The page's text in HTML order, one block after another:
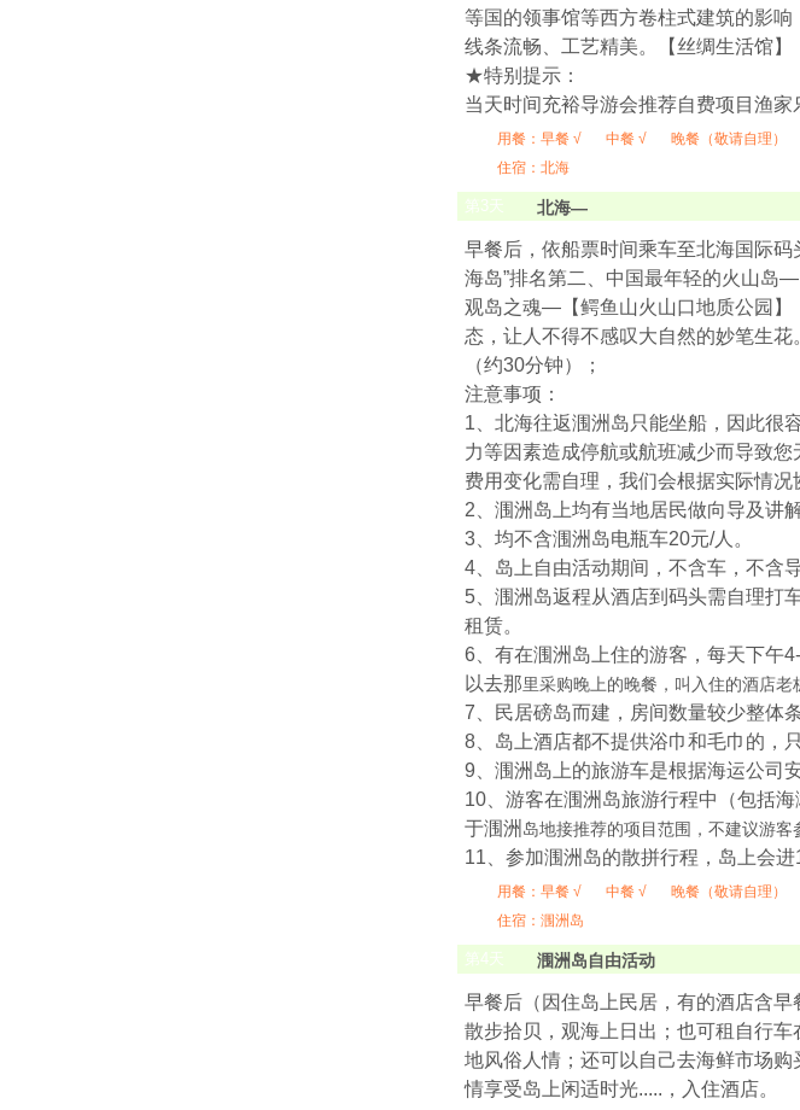
等国的领事馆等西方卷柱式建筑的影
线条流畅、工艺精美。【丝绸生活馆】
★特别提示：
当天时间充裕导游会推荐自费项目渔
用餐： 早餐 √ 中餐 √
晚餐（敬请自理）
住宿：北海
第3天 北海—
早餐后，依船票时间乘车至北海国际
海岛”排名第二、中国最年轻的火山岛
观岛之魂—【鳄鱼山火山口地质公园】
态，让人不得不感叹大自然的妙笔生
（约30分钟）；
注意事项：
1、北海往返涠洲岛只能坐船，因此很
力等因素造成停航或航班减少而导致
费用变化需自理，我们会根据实际情况
2、涠洲岛上均有当地居民做向导及讲解
3、均不含涠洲岛电瓶车20元/人。
4、岛上自由活动期间，不含车，不含
5、涠洲岛返程从酒店到码头需自理打
租赁。
6、有在涠洲岛上住的游客，每天下午
以去那里采购晚上的晚餐，叫入住的酒店老
7、民居磅岛而建，房间数量较少整体
8、岛上酒店都不提供浴巾和毛巾的，
9、涠洲岛上的旅游车是根据海运公司
10、游客在涠洲岛旅游行程中（包括
于涠洲 岛地接推荐的项目范围，不建议游客
11、参加涠洲岛的散拼行程，岛上会进
用餐： 早餐 √ 中餐 √
晚餐（敬请自理）
住宿：涠洲岛
第4天 涠洲岛自由活动
早餐后（因住岛上民居，有的酒店含
散步拾贝，观海上日出；也可租自行
地风俗人情；还可以自己去海鲜市场
情享受岛上闲适时光.....，入住酒店。